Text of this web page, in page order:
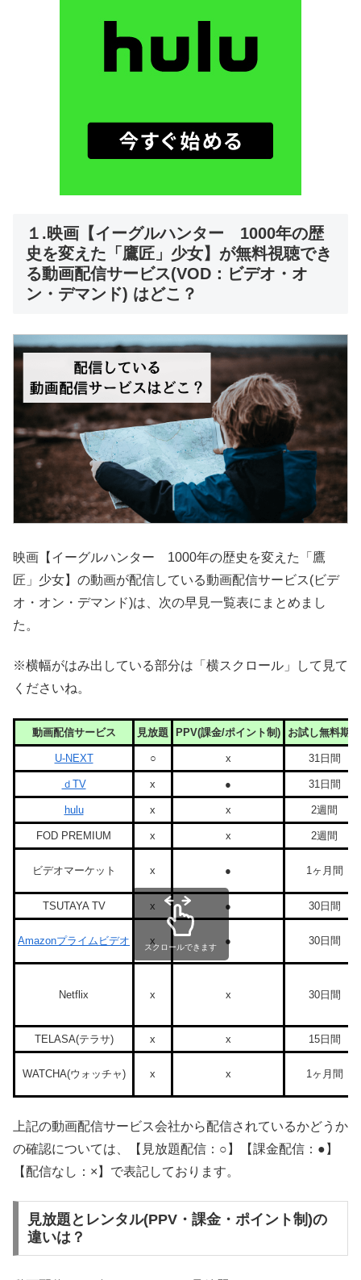
１.映画【イーグルハンター 1000年の歴
史を変えた「鷹匠」少女】が無料視聴でき
る動画配信サービス(VOD：ビデオ・オ
ン・デマンド) はどこ？
映画【イーグルハンター 1000年の歴史を変えた「鷹
匠」少女】の動画が配信している動画配信サービス(ビデ
オ・オン・デマンド)は、次の早見一覧表にまとめまし
た。
※横幅がはみ出している部分は「横スクロール」して見て
くださいね。
動画配信サービス 見放題 PPV(課金/ポイント制) お試し無料期間
U-NEXT ○ x 31日間
ｄTV x ● 31日間
hulu x x 2週間
FOD PREMIUM x x 2週間
ビデオマーケット x ● 1ヶ月間
TSUTAYA TV x ● 30日間
Amazonプライムビデオ x ● 30日間
Netflix x x 30日間
TELASA(テラサ) x x 15日間
WATCHA(ウォッチャ) x x 1ヶ月間
スクロールできます
上記の動画配信サービス会社から配信されているかどうか
の確認については、【見放題配信：○】【課金配信：●】
【配信なし：×】で表記しております。
見放題とレンタル(PPV・課金・ポイント制)の
違いは？